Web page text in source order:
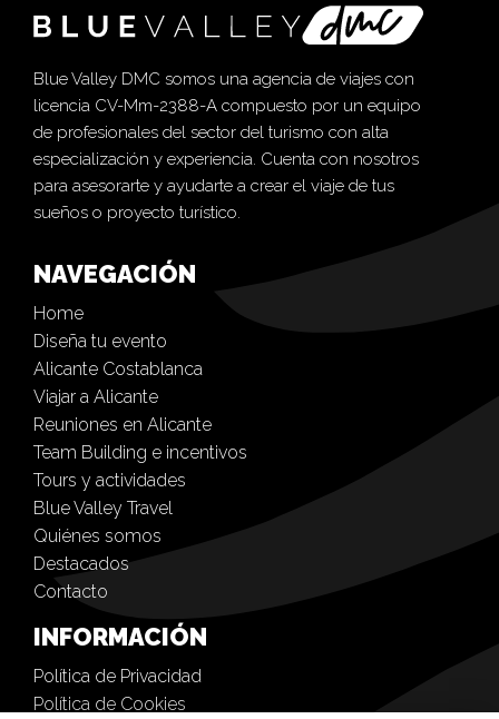
Blue Valley DMC somos una agencia de viajes con
licencia CV-Mm-2388-A compuesto por un equipo
de profesionales del sector del turismo con alta
especialización y experiencia. Cuenta con nosotros
para asesorarte y ayudarte a crear el viaje de tus
sueños o proyecto turístico.
NAVEGACIÓN
Home
Diseña tu evento
Alicante Costablanca
Viajar a Alicante
Reuniones en Alicante
Team Building e incentivos
Tours y actividades
Blue Valley Travel
Quiénes somos
Destacados
Contacto
INFORMACIÓN
Política de Privacidad
Política de Cookies